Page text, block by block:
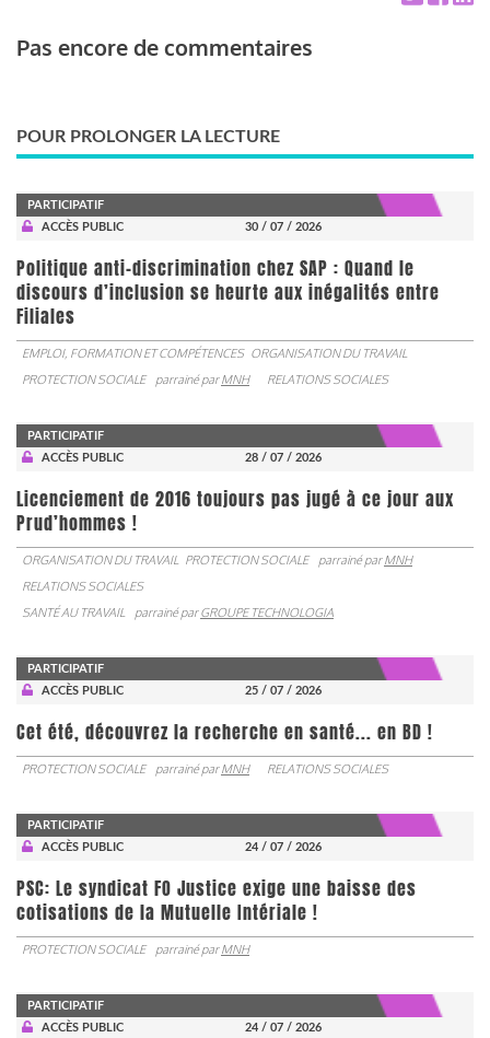
Pas encore de commentaires
POUR PROLONGER LA LECTURE
PARTICIPATIF
ACCÈS PUBLIC
30 / 07 / 2026
Politique anti-discrimination chez SAP : Quand le
discours d’inclusion se heurte aux inégalités entre
Filiales
EMPLOI, FORMATION ET COMPÉTENCES ORGANISATION DU TRAVAIL
PROTECTION SOCIALE
parrainé parMNH RELATIONS SOCIALES
PARTICIPATIF
ACCÈS PUBLIC
28 / 07 / 2026
Licenciement de 2016 toujours pas jugé à ce jour aux
Prud’hommes !
ORGANISATION DU TRAVAIL PROTECTION SOCIALE parrainé parMNH
RELATIONS SOCIALES
SANTÉ AU TRAVAIL
parrainé parGROUPE TECHNOLOGIA
PARTICIPATIF
ACCÈS PUBLIC
25 / 07 / 2026
Cet été, découvrez la recherche en santé... en BD !
PROTECTION SOCIALE parrainé parMNH RELATIONS SOCIALES
PARTICIPATIF
ACCÈS PUBLIC
24 / 07 / 2026
PSC: Le syndicat FO Justice exige une baisse des
cotisations de la Mutuelle Intériale !
PROTECTION SOCIALE parrainé parMNH
PARTICIPATIF
ACCÈS PUBLIC
24 / 07 / 2026